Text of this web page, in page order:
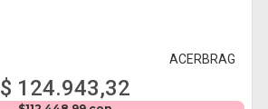
ACERBRAG
$ 124.943,32